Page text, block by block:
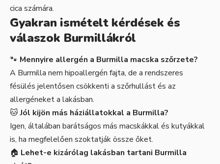
cica számára.
Gyakran ismételt kérdések és
válaszok Burmillákról
🐾 Mennyire allergén a Burmilla macska szőrzete?
A Burmilla nem hipoallergén fajta, de a rendszeres
fésülés jelentősen csökkenti a szőrhullást és az
allergéneket a lakásban.
🐱Jól kijön más háziállatokkal a Burmilla?
Igen, általában barátságos más macskákkal és kutyákkal
is, ha megfelelően szoktatják össze őket.
🏠 Lehet-e kizárólag lakásban tartani Burmilla